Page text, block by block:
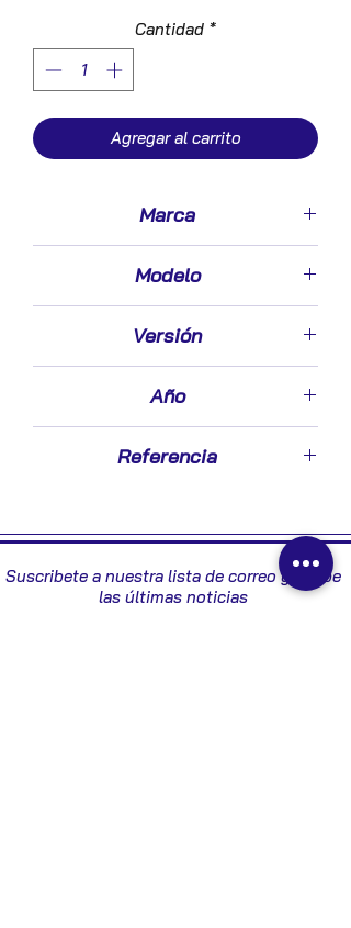
Cantidad *
Agregar al carrito
Marca
Modelo
Versión
Año
Referencia
Suscribete a nuestra lista de correo y recibe
las últimas noticias